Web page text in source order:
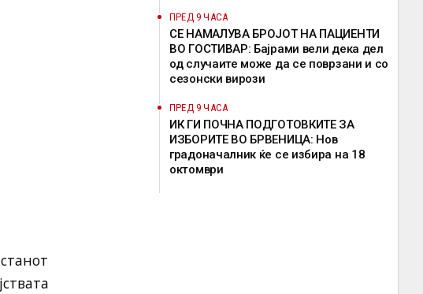
ПРЕД 9 ЧАСА
СЕ НАМАЛУВА БРОЈОТ НА ПАЦИЕНТИ
ВО ГОСТИВАР: Бајрами вели дека дел
од случаите може да се поврзани и со
сезонски вирози
ПРЕД 9 ЧАСА
ИК ГИ ПОЧНА ПОДГОТОВКИТЕ ЗА
ИЗБОРИТЕ ВО БРВЕНИЦА: Нов
градоначалник ќе се избира на 18
октомври